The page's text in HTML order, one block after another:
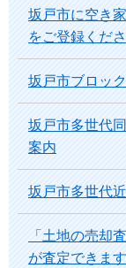
坂戸市に空き
をご登録くだ
坂戸市ブロッ
坂戸市多世代
案内
坂戸市多世代
「土地の売却
が査定できます